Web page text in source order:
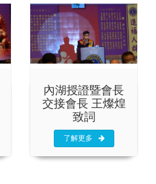
內湖授證暨會長
交接會長 王燦煌
致詞
了解更多